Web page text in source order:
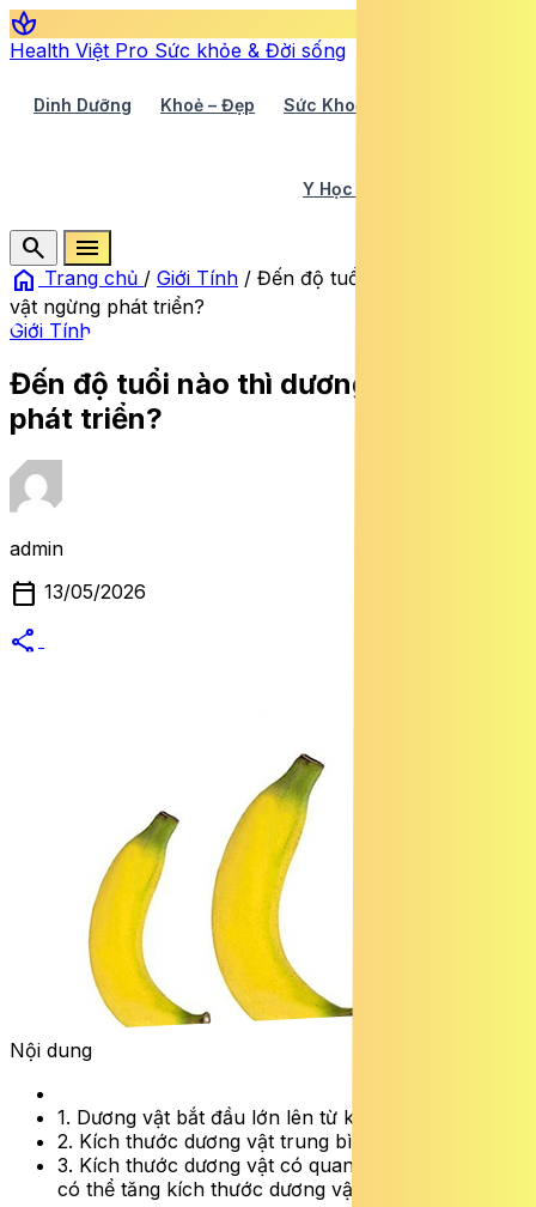
spa
Health Việt Pro Sức khỏe & Đời sống
Dinh Dưỡng Khoẻ – Đẹp Sức Khoẻ TV
Y Học Cổ Truyền
search
menu
home Trang chủ / Giới Tính / Đến độ tuổi nào thì dương
vật ngừng phát triển?
Giới Tính
Đến độ tuổi nào thì dương vật ngừng
phát triển?
admin
calendar_today 13/05/2026
share
Nội dung
1. Dương vật bắt đầu lớn lên từ khi nào?
2. Kích thước dương vật trung bình là bao nhiêu?
3. Kích thước dương vật có quan trọng không và
có thể tăng kích thước dương vật không?